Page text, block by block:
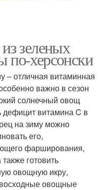
зеленых
по-херсонски
– отличная витаминная
важно в сезон
солнечный овощ
дефицит витамина C в
на зиму можно
его,
фарширования,
готовить
овощную икру,
овощные